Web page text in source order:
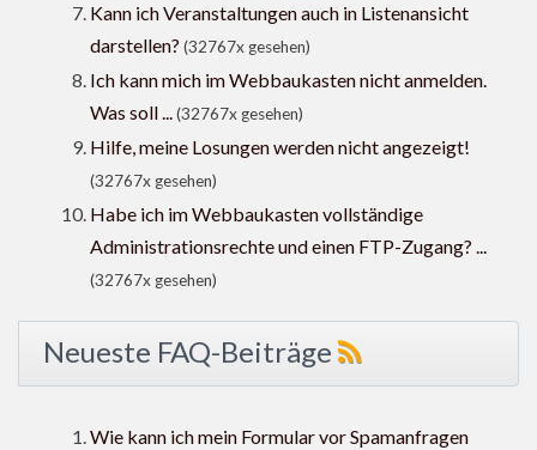
Kann ich Veranstaltungen auch in Listenansicht
darstellen? (32767x gesehen)
Ich kann mich im Webbaukasten nicht anmelden.
Was soll ...(32767x gesehen)
Hilfe, meine Losungen werden nicht angezeigt!
(32767x gesehen)
Habe ich im Webbaukasten vollständige
Administrationsrechte und einen FTP-Zugang? ...
(32767x gesehen)
Neueste FAQ-Beiträge
Wie kann ich mein Formular vor Spamanfragen